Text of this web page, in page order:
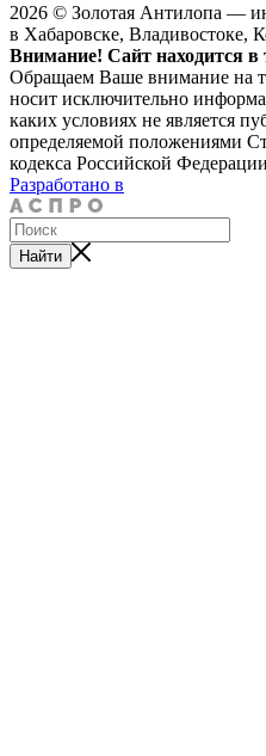
2026 © Золотая Антилопа —
в Хабаровске, Владивостоке,
Внимание! Сайт находится в
Обращаем Ваше внимание на
носит исключительно
каких условиях не является
определяемой положениями
кодекса Российской
Разработано в
Найти